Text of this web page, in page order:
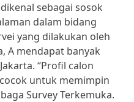
sebagai sosok
dalam bidang
yang dilakukan oleh
A mendapat banyak
“Profil calon
untuk memimpin
Survey Terkemuka.